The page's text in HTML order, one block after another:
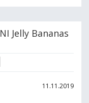
Jelly Bananas
11.11.2019